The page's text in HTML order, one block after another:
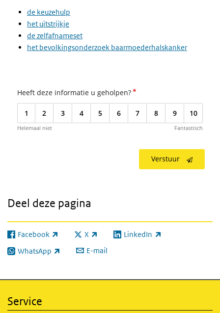
de keuzehulp
het uitstrijkje
de zelfafnameset
het bevolkingsonderzoek baarmoederhalskanker
Heeft deze informatie u geholpen?*
1 2 3 4 5 6 7 8 9 10
Helemaal niet Fantastisch
Verstuur
Deel deze pagina
Facebook
(externe link) X
(externe link) LinkedIn
(externe link)
WhatsApp
(externe link) E-mail
Service